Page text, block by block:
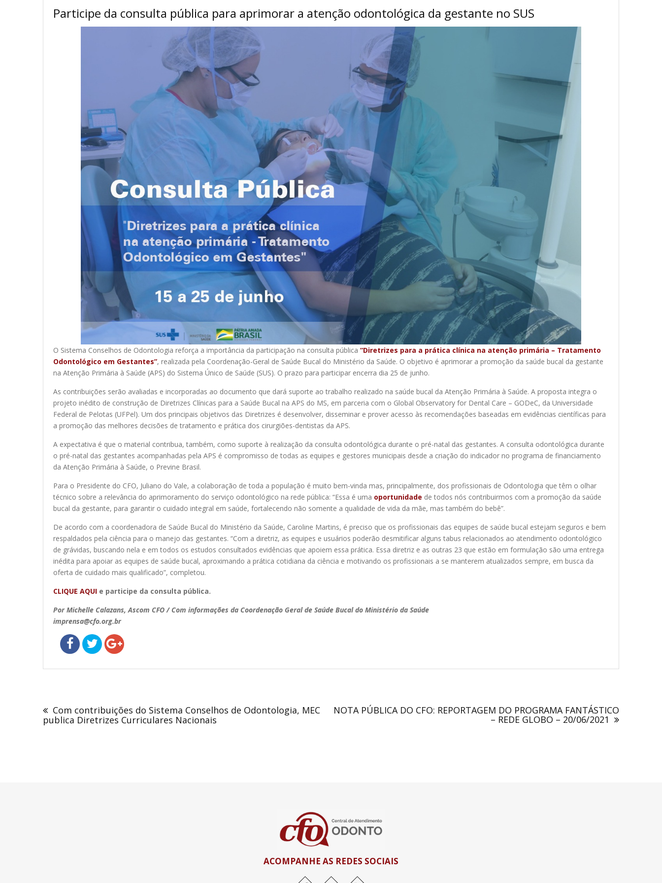
Participe da consulta pública para aprimorar a atenção odontológica da gestante no SUS
O Sistema Conselhos de Odontologia reforça a importância da participação na consulta pública “Diretrizes para a prática clínica na atenção primária – Tratamento
Odontológico em Gestantes”, realizada pela Coordenação-Geral de Saúde Bucal do Ministério da Saúde. O objetivo é aprimorar a promoção da saúde bucal da gestante
na Atenção Primária à Saúde (APS) do Sistema Único de Saúde (SUS). O prazo para participar encerra dia 25 de junho.
As contribuições serão avaliadas e incorporadas ao documento que dará suporte ao trabalho realizado na saúde bucal da Atenção Primária à Saúde. A proposta integra o
projeto inédito de construção de Diretrizes Clínicas para a Saúde Bucal na APS do MS, em parceria com o Global Observatory for Dental Care – GODeC, da Universidade
Federal de Pelotas (UFPel). Um dos principais objetivos das Diretrizes é desenvolver, disseminar e prover acesso às recomendações baseadas em evidências científicas para
a promoção das melhores decisões de tratamento e prática dos cirurgiões-dentistas da APS.
A expectativa é que o material contribua, também, como suporte à realização da consulta odontológica durante o pré-natal das gestantes. A consulta odontológica durante
o pré-natal das gestantes acompanhadas pela APS é compromisso de todas as equipes e gestores municipais desde a criação do indicador no programa de financiamento
da Atenção Primária à Saúde, o Previne Brasil.
Para o Presidente do CFO, Juliano do Vale, a colaboração de toda a população é muito bem-vinda mas, principalmente, dos profissionais de Odontologia que têm o olhar
técnico sobre a relevância do aprimoramento do serviço odontológico na rede pública: “Essa é uma oportunidade de todos nós contribuirmos com a promoção da saúde
bucal da gestante, para garantir o cuidado integral em saúde, fortalecendo não somente a qualidade de vida da mãe, mas também do bebê”.
De acordo com a coordenadora de Saúde Bucal do Ministério da Saúde, Caroline Martins, é preciso que os profissionais das equipes de saúde bucal estejam seguros e bem
respaldados pela ciência para o manejo das gestantes. “Com a diretriz, as equipes e usuários poderão desmitificar alguns tabus relacionados ao atendimento odontológico
de grávidas, buscando nela e em todos os estudos consultados evidências que apoiem essa prática. Essa diretriz e as outras 23 que estão em formulação são uma entrega
inédita para apoiar as equipes de saúde bucal, aproximando a prática cotidiana da ciência e motivando os profissionais a se manterem atualizados sempre, em busca da
oferta de cuidado mais qualificado”, completou.
CLIQUE AQUI e participe da consulta pública.
Por Michelle Calazans, Ascom CFO / Com informações da Coordenação Geral de Saúde Bucal do Ministério da Saúde
imprensa@cfo.org.br
de
Post
Com contribuições do Sistema Conselhos de Odontologia, MEC
publica Diretrizes Curriculares Nacionais
NOTA PÚBLICA DO CFO: REPORTAGEM DO PROGRAMA FANTÁSTICO
– REDE GLOBO – 20/06/2021
ACOMPANHE AS REDES SOCIAIS